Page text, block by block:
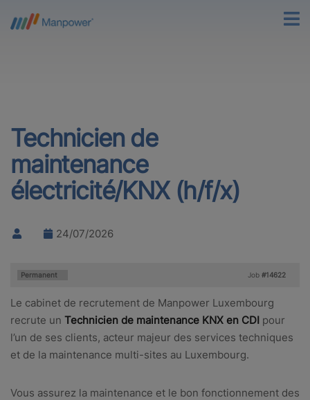
Technicien de
maintenance
électricité/KNX (h/f/x)
24/07/2026
Type:
Permanent Job #14622
Le cabinet de recrutement de Manpower Luxembourg
recrute un Technicien de maintenance KNX en CDI pour
l’un de ses clients, acteur majeur des services techniques
et de la maintenance multi-sites au Luxembourg.
Vous assurez la maintenance et le bon fonctionnement des